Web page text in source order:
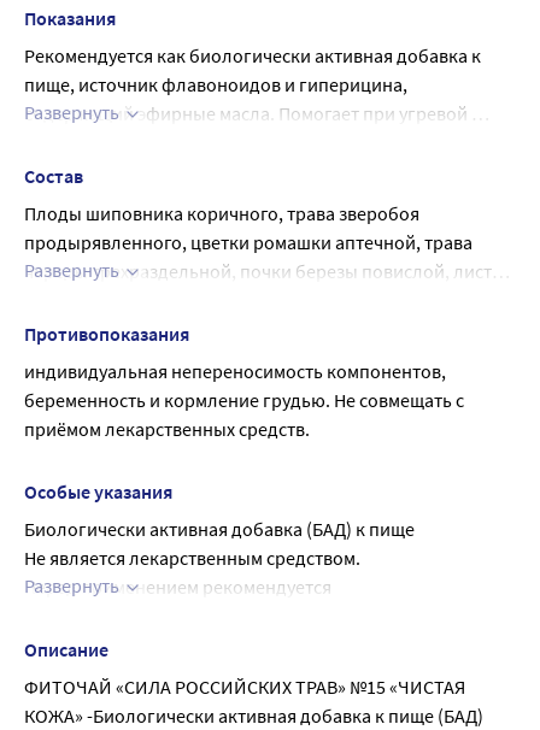
применением рекомендуется проконсультироваться с
Показания
Рекомендуется как биологически активная добавка к
пище, источник флавоноидов и гиперицина,
содержащий эфирные масла. Помогает при угревой
чистоте и здоровью кожи.
Развернуть
Состав
Плоды шиповника коричного, трава зверобоя
продырявленного, цветки ромашки аптечной, трава
череды трехраздельной, почки березы повислой, листья
лекарственного, плоды рябины обыкновенной, листья
Развернуть
Противопоказания
индивидуальная непереносимость компонентов,
беременность и кормление грудью. Не совмещать с
приёмом лекарственных средств.
Особые указания
Биологически активная добавка (БАД) к пище
Не является лекарственным средством.
Перед применением рекомендуется
Развернуть
Описание
ФИТОЧАЙ «СИЛА РОССИЙСКИХ ТРАВ» №15 «ЧИСТАЯ
КОЖА» -Биологически активная добавка к пище (БАД)